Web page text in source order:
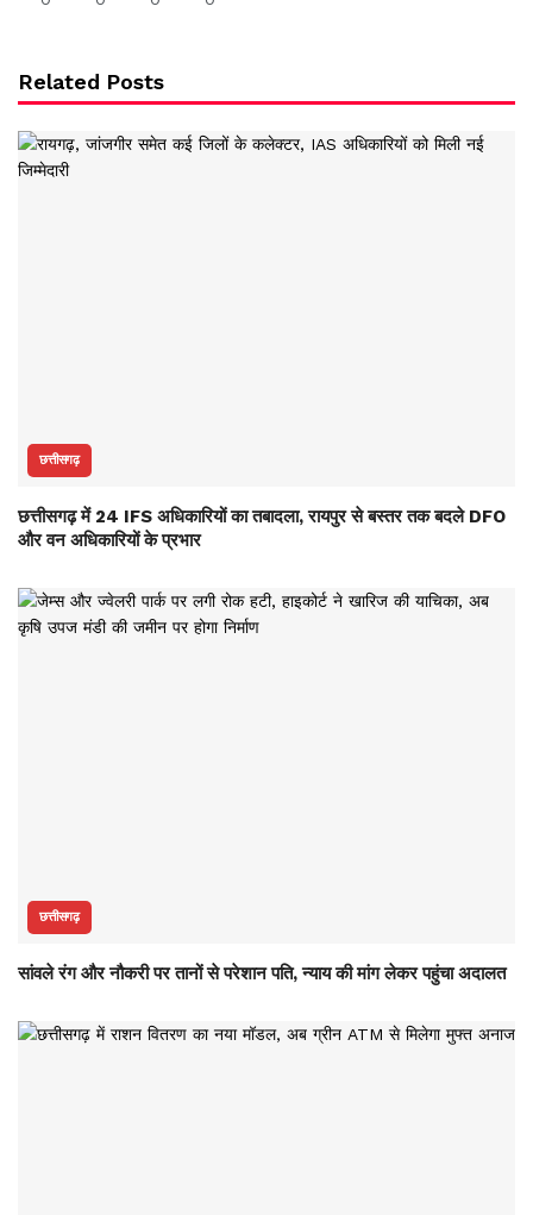
Related Posts
छत्तीसगढ़
छत्तीसगढ़ में 24 IFS अधिकारियों का तबादला, रायपुर से बस्तर तक बदले DFO
और वन अधिकारियों के प्रभार
छत्तीसगढ़
सांवले रंग और नौकरी पर तानों से परेशान पति, न्याय की मांग लेकर पहुंचा अदालत